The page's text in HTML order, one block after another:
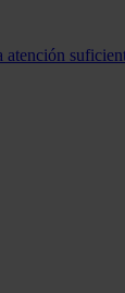
atención